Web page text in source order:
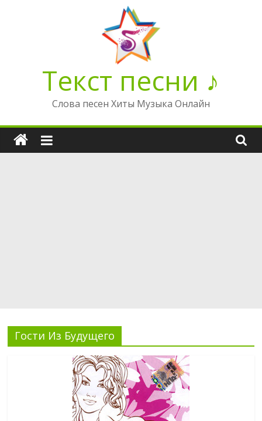
Текст песни ♪
Слова песен Хиты Музыка Онлайн
Гости Из Будущего